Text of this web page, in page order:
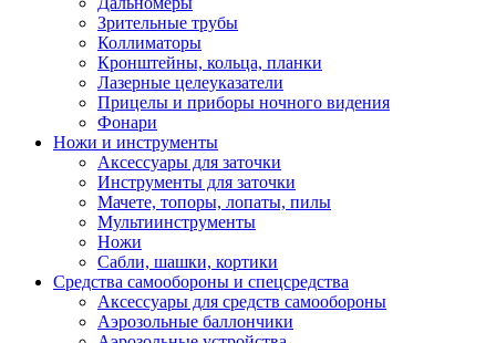
Зрительные трубы
Коллиматоры
Кронштейны, кольца, планки
Лазерные целеуказатели
Прицелы и приборы ночного видения
Фонари
Ножи и инструменты
Аксессуары для заточки
Инструменты для заточки
Мачете, топоры, лопаты, пилы
Мультиинструменты
Ножи
Сабли, шашки, кортики
Средства самообороны и спецсредства
Аксессуары для средств самообороны
Аэрозольные баллончики